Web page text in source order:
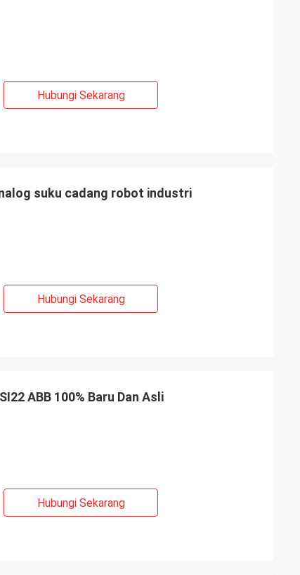
Hubungi Sekarang
suku cadang robot industri
Hubungi Sekarang
ABB 100% Baru Dan Asli
Hubungi Sekarang